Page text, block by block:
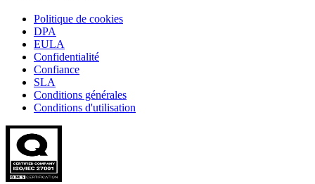
Politique de cookies
DPA
EULA
Confidentialité
Confiance
SLA
Conditions générales
Conditions d'utilisation